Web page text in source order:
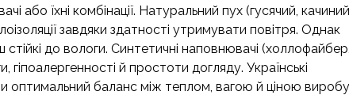
або їхні комбінації. Натуральний пух (гусячий,
завдяки здатності утримувати повітря. Однак
до вологи. Синтетичні наповнювачі
гіпоалергенності й простоти догляду. Українські
баланс між теплом, вагою й ціною